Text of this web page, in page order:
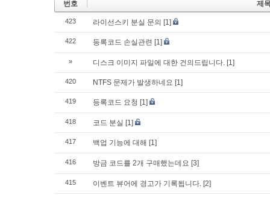
번호 제
423 라이선스키 분실 문의 [1]
422 등록코드 손실관련 [1]
» 디스크 이미지 파일에 대한 건의드립니다. [1]
420 NTFS 문제가 발생하네요 [1]
419 등록코드 요청 [1]
418 코드 분실 [1]
417 백업 기능에 대해 [1]
416 방금 코드를 2개 구매했는데요 [3]
415 이벤트 뷰어에 경고가 기록됩니다. [2]